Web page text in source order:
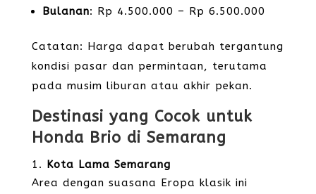
Bulanan: Rp 4.500.000 – Rp 6.500.000
Catatan: Harga dapat berubah tergantung
kondisi pasar dan permintaan, terutama
pada musim liburan atau akhir pekan.
Destinasi yang Cocok untuk
Honda Brio di Semarang
Kota Lama Semarang
Area dengan suasana Eropa klasik ini